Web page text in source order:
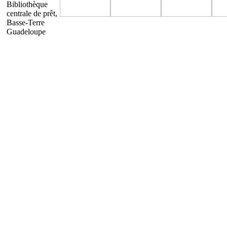
Bibliothèque
centrale de prêt,
Basse-Terre
Guadeloupe